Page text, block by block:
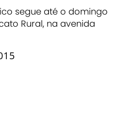
segue até o domingo
Rural, na avenida